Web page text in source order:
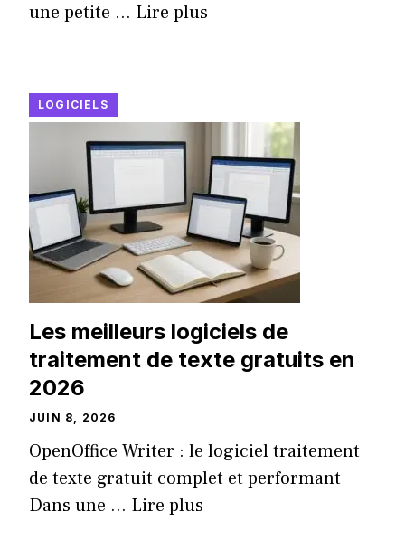
une petite ... Lire plus
LOGICIELS
Les meilleurs logiciels de
traitement de texte gratuits en
2026
JUIN 8, 2026
OpenOffice Writer : le logiciel traitement
de texte gratuit complet et performant
Dans une ... Lire plus